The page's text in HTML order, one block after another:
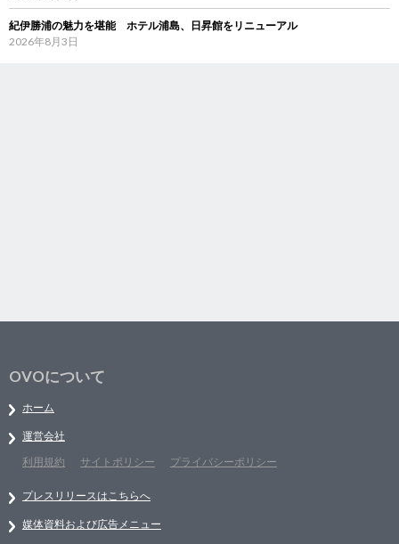
紀伊勝浦の魅力を堪能 ホテル浦島、日昇館をリニューアル
2026年8月3日
OVOについて
ホーム
運営会社
利用規約
サイトポリシー プライバシーポリシー
プレスリリースはこちらへ
媒体資料および広告メニュー